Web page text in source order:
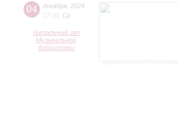
04 декабря 2024
17:00 Ср
Читальный зал
Музыкальной
библиотеки